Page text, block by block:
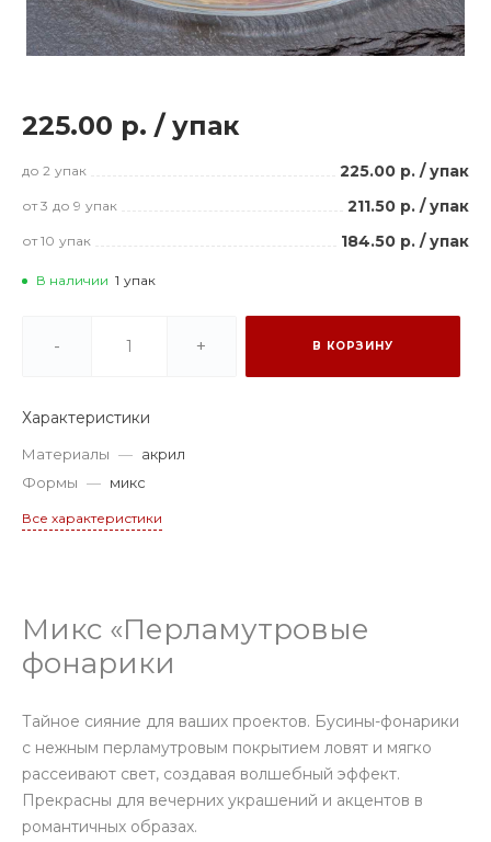
225.00 р. / упак
до 2 упак 225.00 р. / упак
от 3 до 9 упак 211.50 р. / упак
от 10 упак 184.50 р. / упак
В наличии 1 упак
- + В КОРЗИНУ
Характеристики
Материалы — акрил
Формы — микс
Все характеристики
Микс «Перламутровые
фонарики
Тайное сияние для ваших проектов. Бусины-фонарики
с нежным перламутровым покрытием ловят и мягко
рассеивают свет, создавая волшебный эффект.
Прекрасны для вечерних украшений и акцентов в
романтичных образах.